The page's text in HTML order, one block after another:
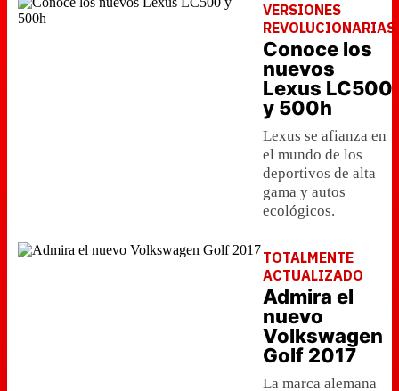
VERSIONES
REVOLUCIONARIAS
Conoce los
nuevos
Lexus LC500
y 500h
Lexus se afianza en
el mundo de los
deportivos de alta
gama y autos
ecológicos.
TOTALMENTE
ACTUALIZADO
Admira el
nuevo
Volkswagen
Golf 2017
La marca alemana